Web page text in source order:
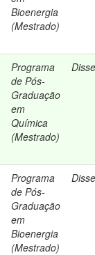
Bioenergia
(Mestrado)
Programa
de Pós-
Graduação
em
Química
(Mestrado)
Programa
de Pós-
Graduação
em
Bioenergia
(Mestrado)